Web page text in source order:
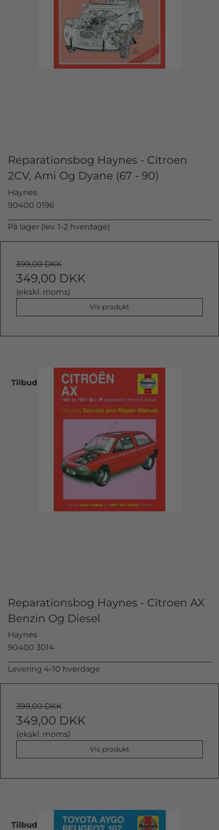
Reparationsbog Haynes - Citroen
2CV, Ami Og Dyane (67 - 90)
Haynes
90400 0196
På lager (lev. 1-2 hverdage)
399,00 DKK
349,00 DKK
(ekskl. moms)
Vis produkt
Tilbud
Reparationsbog Haynes - Citroen AX
Benzin Og Diesel
Haynes
90400 3014
Levering 4-10 hverdage
399,00 DKK
349,00 DKK
(ekskl. moms)
Vis produkt
Tilbud